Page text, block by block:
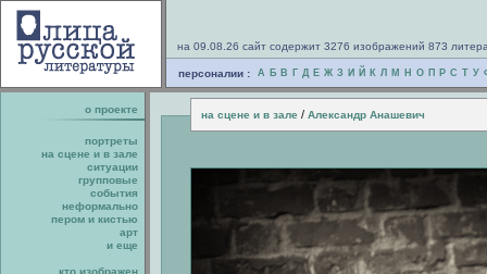
на 09.08.26 сайт содержит 3276 изображений 873
персоналии : А Б В Г Д Е Ж З И Й К Л М Н О П Р С Т У
о проекте на сцене и в зале / Александр Анашевич
портреты
на сцене и в зале
ситуации
групповые
события
неформально
пером и кистью
арт
и еще
кто изображен